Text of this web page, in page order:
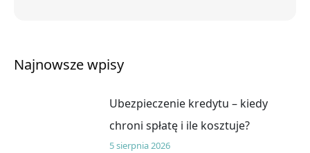
Najnowsze wpisy
Ubezpieczenie kredytu – kiedy
chroni spłatę i ile kosztuje?
5 sierpnia 2026